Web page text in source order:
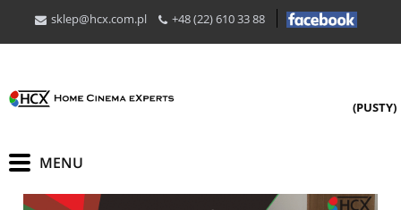
sklep@hcx.com.pl +48 (22) 610 33 88
(PUSTY)